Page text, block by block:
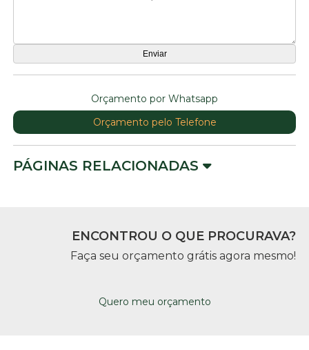
Orçamento por Whatsapp
Orçamento pelo Telefone
PÁGINAS RELACIONADAS
ENCONTROU O QUE PROCURAVA?
Faça seu orçamento grátis agora mesmo!
Quero meu orçamento